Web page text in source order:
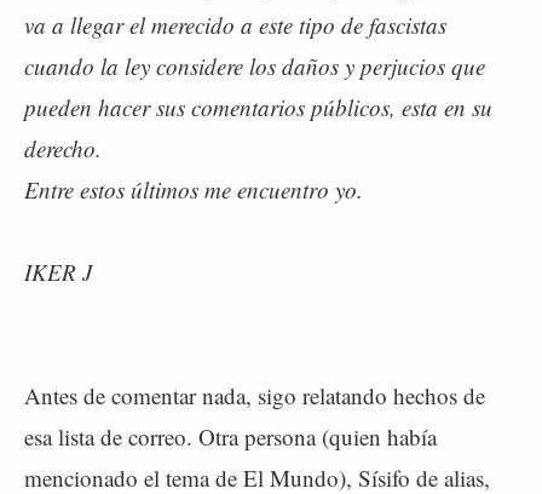
va a llegar el merecido a este tipo de fascistas
cuando la ley considere los daños y perjucios que
pueden hacer sus comentarios públicos, esta en su
derecho.
Entre estos últimos me encuentro yo.
IKER J
Antes de comentar nada, sigo relatando hechos de
esa lista de correo. Otra persona (quien había
mencionado el tema de El Mundo), Sísifo de alias,